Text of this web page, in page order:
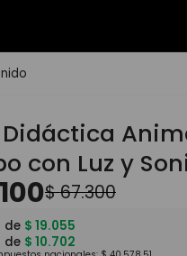
con Luz y
100$67.300
de $ 19.055
de $ 10.702